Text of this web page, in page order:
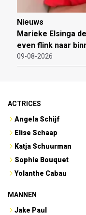
Nieuws
Marieke Elsinga
even flink naar
09-08-2026
ACTRICES
Angela Schijf
Elise Schaap
Katja Schuurman
Sophie Bouquet
Yolanthe Cabau
MANNEN
Jake Paul